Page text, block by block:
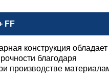
FF
конструкция обладает
благодаря
производстве